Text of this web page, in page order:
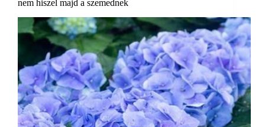
nem hiszel majd a szemednek